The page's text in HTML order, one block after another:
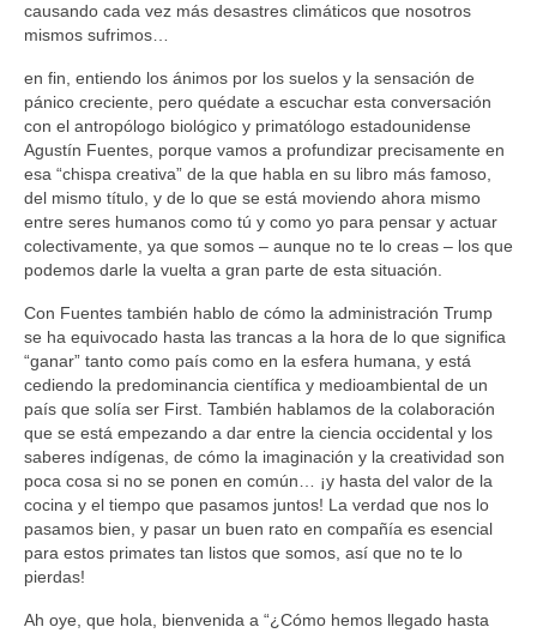
causando cada vez más desastres climáticos que nosotros
mismos sufrimos…
en fin, entiendo los ánimos por los suelos y la sensación de
pánico creciente, pero quédate a escuchar esta conversación
con el antropólogo biológico y primatólogo estadounidense
Agustín Fuentes, porque vamos a profundizar precisamente en
esa “chispa creativa” de la que habla en su libro más famoso,
del mismo título, y de lo que se está moviendo ahora mismo
entre seres humanos como tú y como yo para pensar y actuar
colectivamente, ya que somos – aunque no te lo creas – los que
podemos darle la vuelta a gran parte de esta situación.
Con Fuentes también hablo de cómo la administración Trump
se ha equivocado hasta las trancas a la hora de lo que significa
“ganar” tanto como país como en la esfera humana, y está
cediendo la predominancia científica y medioambiental de un
país que solía ser First. También hablamos de la colaboración
que se está empezando a dar entre la ciencia occidental y los
saberes indígenas, de cómo la imaginación y la creatividad son
poca cosa si no se ponen en común… ¡y hasta del valor de la
cocina y el tiempo que pasamos juntos! La verdad que nos lo
pasamos bien, y pasar un buen rato en compañía es esencial
para estos primates tan listos que somos, así que no te lo
pierdas!
Ah oye, que hola, bienvenida a “¿Cómo hemos llegado hasta